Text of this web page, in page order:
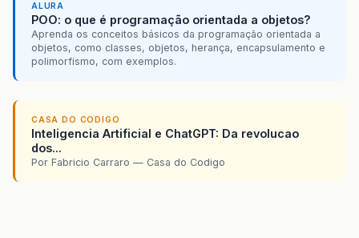
ALURA
POO: o que é programação orientada a objetos?
Aprenda os conceitos básicos da programação orientada a
objetos, como classes, objetos, herança, encapsulamento e
polimorfismo, com exemplos.
CASA DO CODIGO
Inteligencia Artificial e ChatGPT: Da revolucao
dos...
Por Fabricio Carraro — Casa do Codigo